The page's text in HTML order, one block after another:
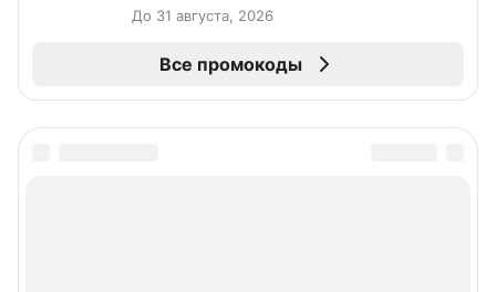
До 31 августа, 2026
Все промокоды